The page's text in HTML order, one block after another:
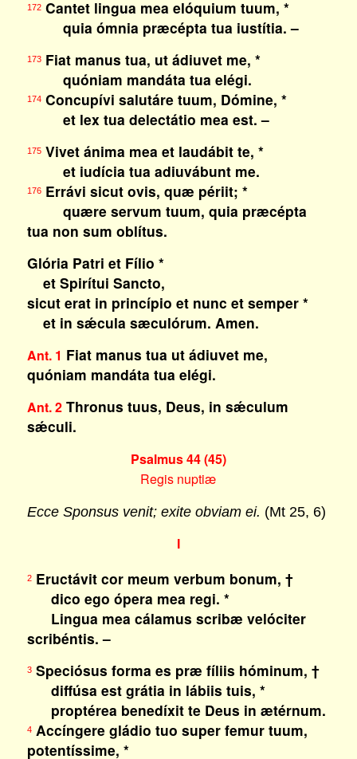
172Cantet lingua mea elóquium tuum, *
quia ómnia præcépta tua iustítia. –
173Fiat manus tua, ut ádiuvet me, *
quóniam mandáta tua elégi.
174Concupívi salutáre tuum, Dómine, *
et lex tua delectátio mea est. –
175Vivet ánima mea et laudábit te, *
et iudícia tua adiuvábunt me.
176Errávi sicut ovis, quæ périit; *
quære servum tuum, quia præcépta
tua non sum oblítus.
Glória Patri et Fílio *
et Spirítui Sancto,
sicut erat in princípio et nunc et semper *
et in sǽcula sæculórum. Amen.
Ant. 1 Fiat manus tua ut ádiuvet me,
quóniam mandáta tua elégi.
Ant. 2Thronus tuus, Deus, in sǽculum
sǽculi.
Psalmus 44 (45)
Regis nuptiæ
Ecce Sponsus venit; exite obviam ei. (Mt 25, 6)
I
2Eructávit cor meum verbum bonum, †
dico ego ópera mea regi. *
Lingua mea cálamus scribæ velóciter
scribéntis. –
3Speciósus forma es præ fíliis hóminum, †
diffúsa est grátia in lábiis tuis, *
proptérea benedíxit te Deus in ætérnum.
4Accíngere gládio tuo super femur tuum,
potentíssime, *